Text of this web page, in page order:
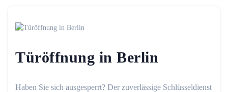
Türöffnung in Berlin
Haben Sie sich ausgesperrt? Der zuverlässige Schlüsseldienst